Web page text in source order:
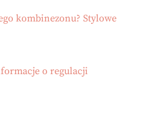
kombinezonu? Stylowe
o regulacji